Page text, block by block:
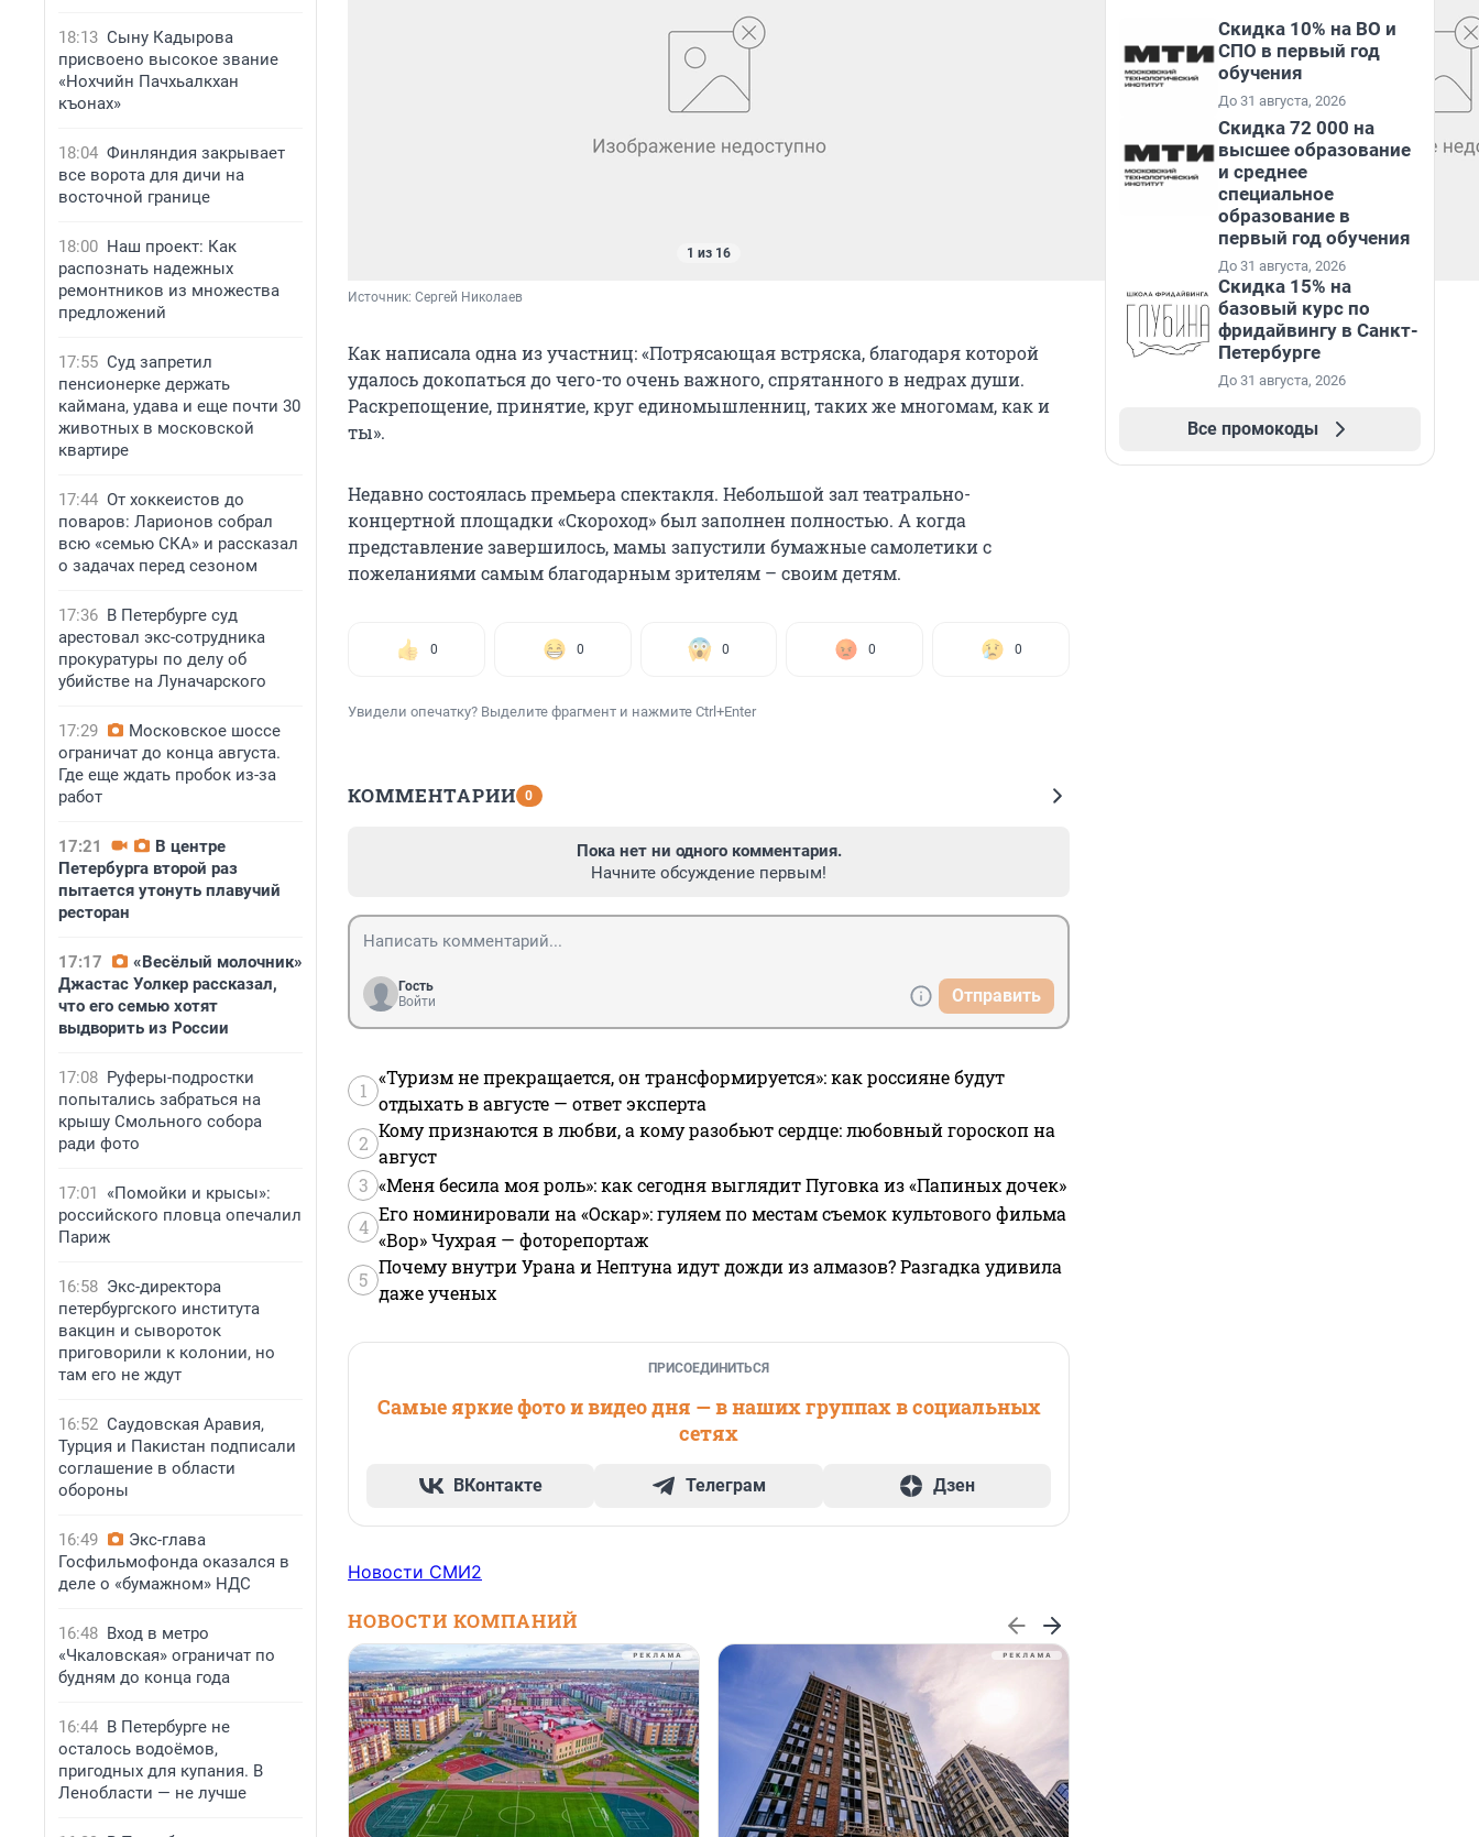
18:13 Сыну Кадырова
присвоено высокое звание
«Нохчийн Пачхьалкхан
къонах»
18:04 Финляндия закрывает
все ворота для дичи на
восточной границе
18:00 Наш проект: Как
распознать надежных
ремонтников из множества
предложений
17:55 Суд запретил
пенсионерке держать
каймана, удава и еще почти 30
животных в московской
квартире
17:44 От хоккеистов до
поваров: Ларионов собрал
всю «семью СКА» и рассказал
о задачах перед сезоном
17:36 В Петербурге суд
арестовал экс-сотрудника
прокуратуры по делу об
убийстве на Луначарского
17:29
Московское шоссе
ограничат до конца августа.
Где еще ждать пробок из-за
работ
17:21
В центре
Петербурга второй раз
пытается утонуть плавучий
ресторан
17:17
«Весёлый молочник»
Джастас Уолкер рассказал,
что его семью хотят
выдворить из России
17:08 Руферы-подростки
попытались забраться на
крышу Смольного собора
ради фото
17:01
«Помойки и крысы»:
российского пловца опечалил
Париж
16:58 Экс-директора
петербургского института
вакцин и сывороток
приговорили к колонии, но
там его не ждут
16:52 Саудовская Аравия,
Турция и Пакистан подписали
соглашение в области
обороны
16:49
Экс-глава
Госфильмофонда оказался в
деле о «бумажном» НДС
16:48 Вход в метро
«Чкаловская» ограничат по
будням до конца года
16:44 В Петербурге не
осталось водоёмов,
пригодных для купания. В
Ленобласти — не лучше
1 из 16
Источник: Сергей Николаев
Как написала одна из участниц: «Потрясающая встряска, благодаря которой
удалось докопаться до чего-то очень важного, спрятанного в недрах души.
Раскрепощение, принятие, круг единомышленниц, таких же многомам, как и
ты».
Недавно состоялась премьера спектакля. Небольшой зал театрально-
концертной площадки «Скороход» был заполнен полностью. А когда
представление завершилось, мамы запустили бумажные самолетики с
пожеланиями самым благодарным зрителям – своим детям.
0 0 0 0 0
Увидели опечатку? Выделите фрагмент и нажмите Ctrl+Enter
КОММЕНТАРИИ 0
Пока нет ни одного комментария.
Начните обсуждение первым!
Гость
Войти
Отправить
1
«Туризм не прекращается, он трансформируется»: как россияне будут
отдыхать в августе — ответ эксперта
2
Кому признаются в любви, а кому разобьют сердце: любовный гороскоп на
август
3 «Меня бесила моя роль»: как сегодня выглядит Пуговка из «Папиных дочек»
4
Его номинировали на «Оскар»: гуляем по местам съемок культового фильма
«Вор» Чухрая — фоторепортаж
5
Почему внутри Урана и Нептуна идут дожди из алмазов? Разгадка удивила
даже ученых
ПРИСОЕДИНИТЬСЯ
Самые яркие фото и видео дня — в наших группах в социальных
сетях
ВКонтакте Телеграм Дзен
Новости СМИ2
НОВОСТИ КОМПАНИЙ
Скидка 10% на ВО и
СПО в первый год
обучения
До 31 августа, 2026
Скидка 72 000 на
высшее образование
и среднее
специальное
образование в
первый год обучения
До 31 августа, 2026
Скидка 15% на
базовый курс по
фридайвингу в Санкт-
Петербурге
До 31 августа, 2026
Все промокоды